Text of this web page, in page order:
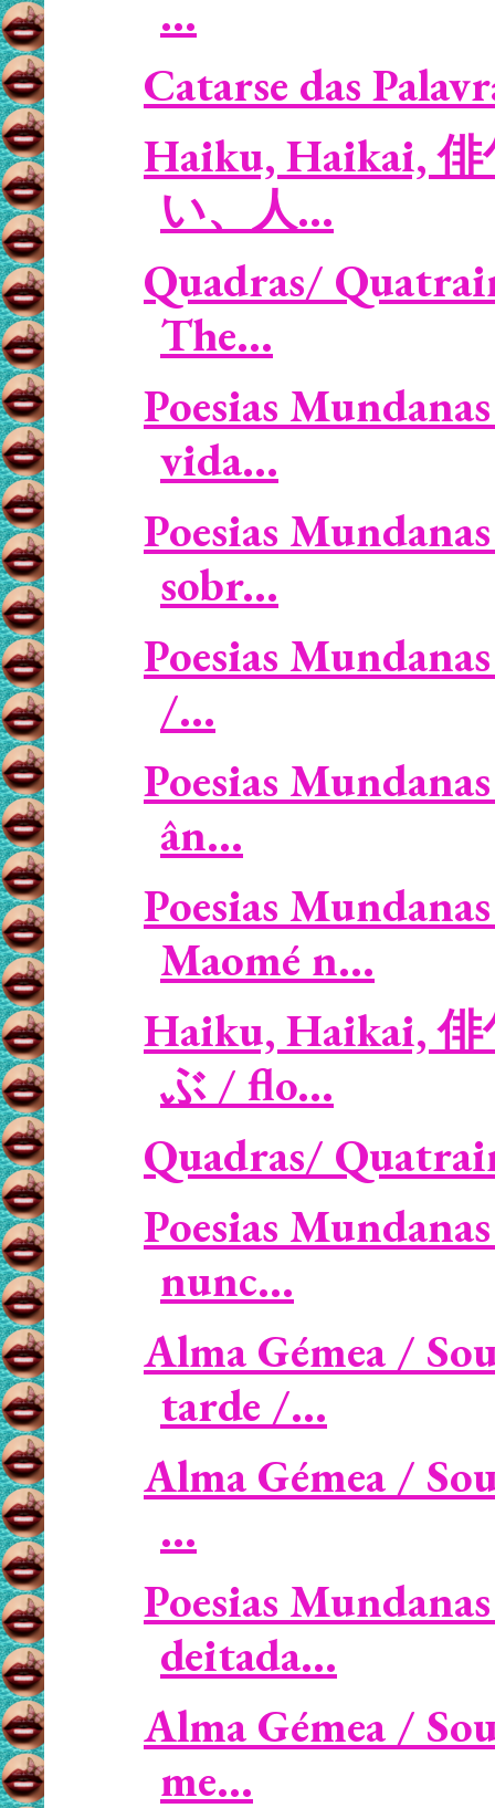
...
Catarse das
Haiku, Haikai, 俳
い、人...
Quadras/
The...
Poesias
vida...
Poesias
sobr...
Poesias
/...
Poesias
ân...
Poesias
Maomé n...
Haiku, Haikai,
ぶ / flo...
Quadras/
Poesias
nunc...
Alma Gémea /
tarde /...
Alma Gémea /
...
Poesias
deitada...
Alma Gémea /
me...